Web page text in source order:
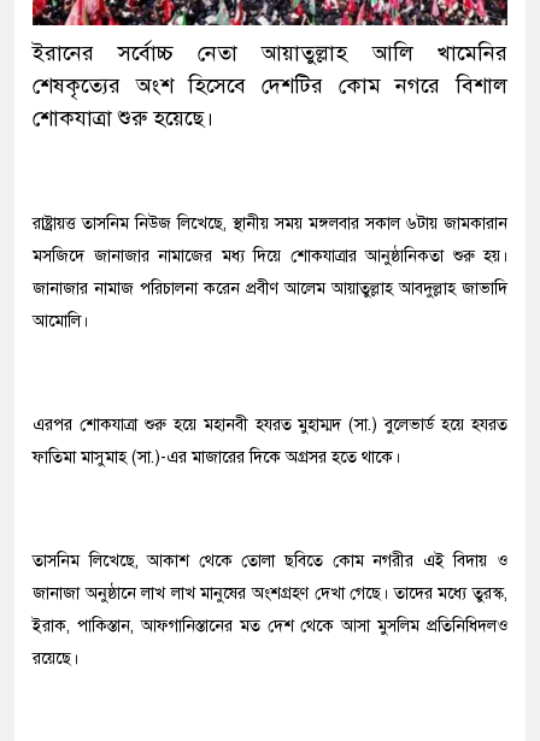
ইরানের সর্বোচ্চ নেতা আয়াতুল্লাহ আলি খামেনির
শেষকৃত্যের অংশ হিসেবে দেশটির কোম নগরে বিশাল
শোকযাত্রা শুরু হয়েছে।
রাষ্ট্রায়ত্ত তাসনিম নিউজ লিখেছে, স্থানীয় সময় মঙ্গলবার সকাল ৬টায় জামকারান
মসজিদে জানাজার নামাজের মধ্য দিয়ে শোকযাত্রার আনুষ্ঠানিকতা শুরু হয়।
জানাজার নামাজ পরিচালনা করেন প্রবীণ আলেম আয়াতুল্লাহ আবদুল্লাহ জাভাদি
আমোলি।
এরপর শোকযাত্রা শুরু হয়ে মহানবী হযরত মুহাম্মদ (সা.) বুলেভার্ড হয়ে হযরত
ফাতিমা মাসুমাহ (সা.)-এর মাজারের দিকে অগ্রসর হতে থাকে।
তাসনিম লিখেছে, আকাশ থেকে তোলা ছবিতে কোম নগরীর এই বিদায় ও
জানাজা অনুষ্ঠানে লাখ লাখ মানুষের অংশগ্রহণ দেখা গেছে। তাদের মধ্যে তুরস্ক,
ইরাক, পাকিস্তান, আফগানিস্তানের মত দেশ থেকে আসা মুসলিম প্রতিনিধিদলও
রয়েছে।